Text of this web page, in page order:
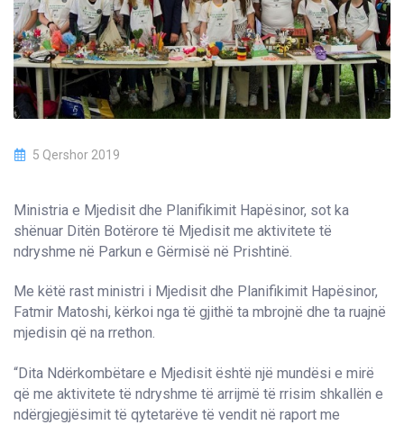
5 Qershor 2019
Ministria e Mjedisit dhe Planifikimit Hapësinor, sot ka
shënuar Ditën Botërore të Mjedisit me aktivitete të
ndryshme në Parkun e Gërmisë në Prishtinë.
Me këtë rast ministri i Mjedisit dhe Planifikimit Hapësinor,
Fatmir Matoshi, kërkoi nga të gjithë ta mbrojnë dhe ta ruajnë
mjedisin që na rrethon.
“Dita Ndërkombëtare e Mjedisit është një mundësi e mirë
që me aktivitete të ndryshme të arrijmë të rrisim shkallën e
ndërgjegjësimit të qytetarëve të vendit në raport me